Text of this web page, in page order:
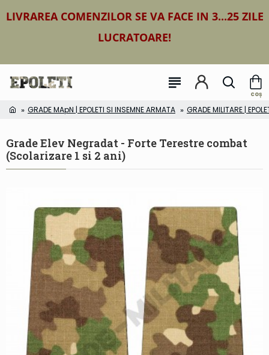
LIVRAREA COMENZILOR SE VA FACE IN 3...25 ZILE
LUCRATOARE!
GRADE MApN | EPOLETI SI INSEMNE ARMATA GRADE MILITARE |
Grade Elev Negradat - Forte Terestre combat
(Scolarizare 1 si 2 ani)